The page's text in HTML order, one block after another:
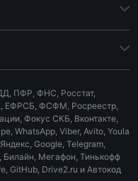
ПФР, ФНС, Росстат,
ФСФМ, Росреестр,
Фокус СКБ, Вконтакте,
WhatsApp, Viber, Avito, Youla
Google, Telegram,
Билайн, Мегафон, Тинькофф
GitHub, Drive2.ru и Автокод